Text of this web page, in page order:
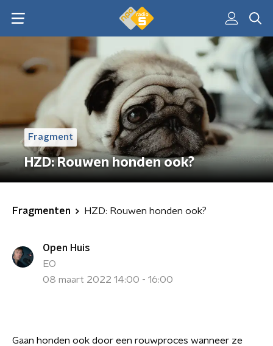
Fragment
HZD: Rouwen honden ook?
Fragmenten HZD: Rouwen honden ook?
Open Huis
EO
08 maart 2022 14:00 - 16:00
Gaan honden ook door een rouwproces wanneer ze